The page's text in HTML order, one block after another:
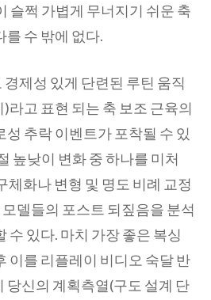
슬쩍 가볍게 무너지기 쉬운 축
를 수 밖에 없다.
제성 있게 단련된 루틴 움직
라고 표현 되는 축 보조 근육의
성 추락 이벤트가 포착될 수 있
높낮이 변화 중 하나를 미처
체화나 변형 및 명도 비례 교정
델들의 포스트 되짚음을 분석
수 있다. 마치 가장 좋은 복싱
이를 리플레이 비디오 숙달 반
당신의 계획측열(구도 설계 단